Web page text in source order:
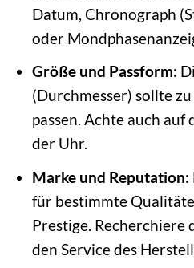
Datum, Chronograph
oder
Größe und Passform:
(Durchmesser) sollte
passen. Achte auch auf
der Uhr.
Marke und Reputation:
für bestimmte
Prestige. Recherchiere
den Service des